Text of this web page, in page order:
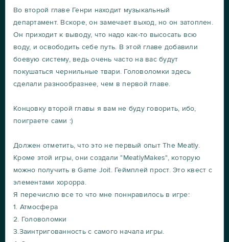
Во второй главе Генри находит музыкальный
департамент. Вскоре, он замечает выход, но он затоплен.
Он приходит к выводу, что надо как-то высосать всю
воду, и освободить себе путь. В этой главе добавили
боевую систему, ведь очень часто на вас будут
покушаться чернильные твари. Головоломки здесь
сделали разнообразнее, чем в первой главе.
Концовку второй главы я вам не буду говорить, ибо,
поиграете сами :)
Должен отметить, что это не первый опыт The Meatly.
Кроме этой игры, они создали "MeatlyMakes", которую
можно получить в Game Joit. Геймплей прост. Это квест с
элементами хорорра.
Я перечислю все то что мне поннравилось в игре:
1. Атмосфера
2. Головоломки
3.Заинтригованность с самого начала игры.